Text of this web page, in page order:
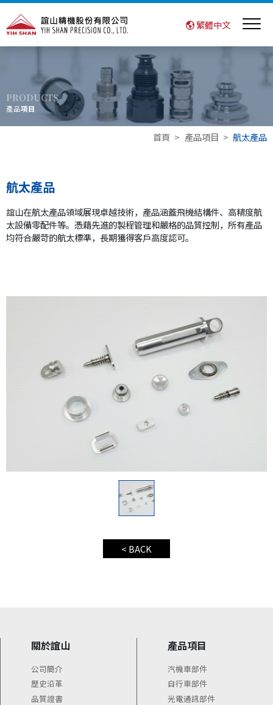
繁體中文
PRODUCTS
產品項目
首頁 產品項目 航太產品
航太產品
誼山在航太產品領域展現卓越技術，產品涵蓋飛機結構件、高精度航
太設備零配件等。憑藉先進的製程管理和嚴格的品質控制，所有產品
均符合嚴苛的航太標準，長期獲得客戶高度認可。
< BACK
關於誼山
公司簡介
歷史沿革
品質證書
產品項目
汽機車部件
自行車部件
光電通訊部件